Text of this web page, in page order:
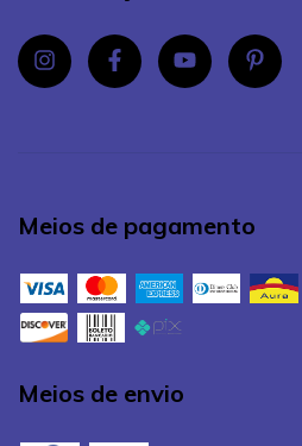
Meios de pagamento
Meios de envio